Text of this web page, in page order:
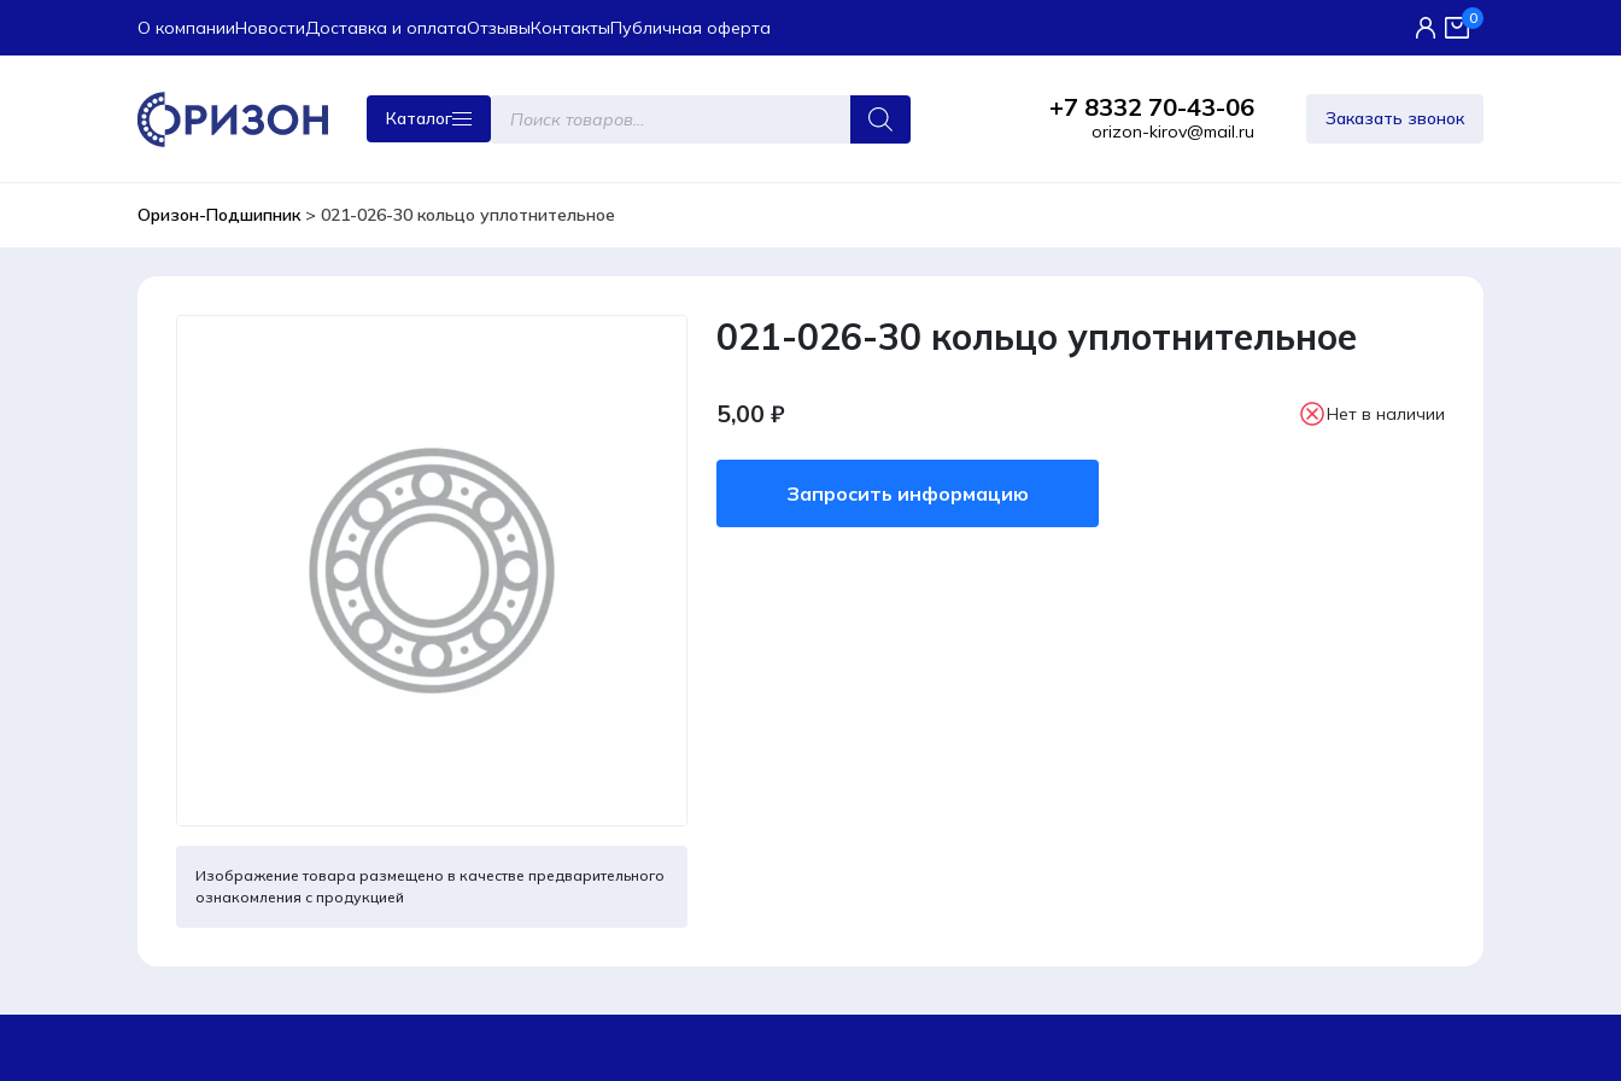
О компанииНовостиДоставка и оплатаОтзывыКонтактыПубличная оферта 0
Каталог
Поиск
товаров +7 8332 70-43-06
orizon-kirov@mail.ru
Заказать звонок
Оризон-Подшипник> 021-026-30 кольцо уплотнительное
Изображение товара размещено в качестве предварительного
ознакомления с продукцией
021-026-30 кольцо уплотнительное
5,00₽ Нет в наличии
Запросить информацию